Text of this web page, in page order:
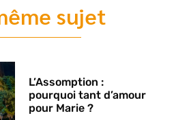
sujet
L’Assomption :
pourquoi tant d’amour
pour Marie ?